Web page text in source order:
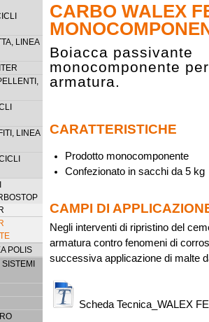
CARBO WALEX
Boiacca passivante
monocomponente
armatura.
CARATTERISTICHE
Prodotto monocomponente
Confezionato in sacchi da 5 kg
CAMPI DI
Negli interventi di ripristino del
armatura contro fenomeni di
successiva applicazione di malte
Scheda Tecnica_WALEX
LINEA
LINEA
POLIS
SISTEMI